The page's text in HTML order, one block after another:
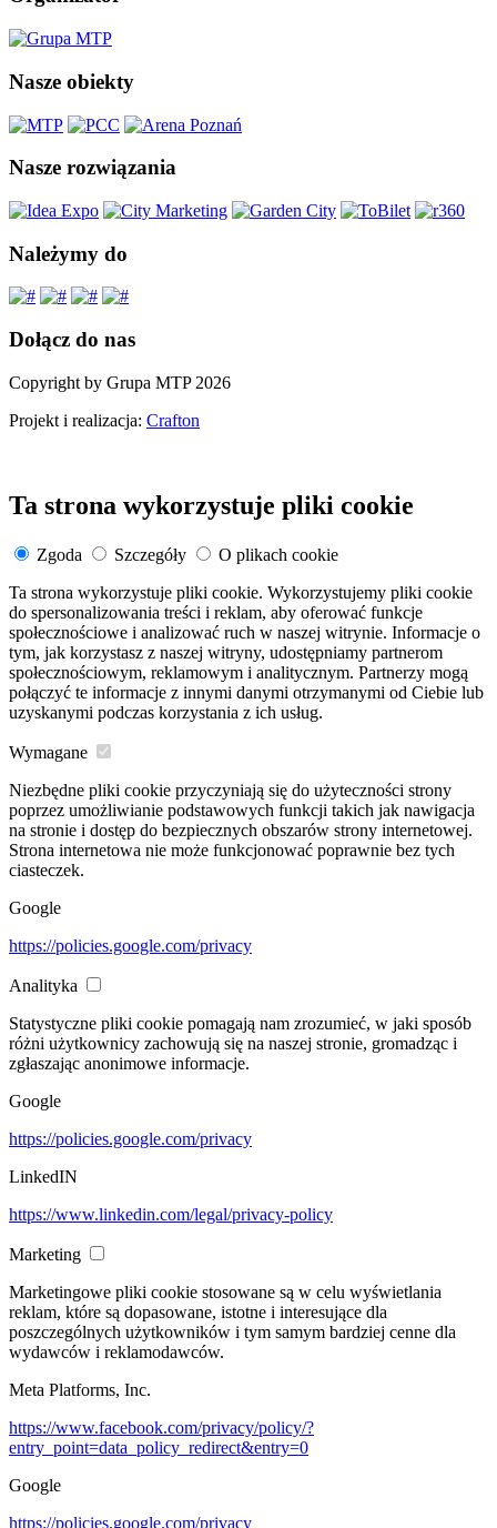
Nasze obiekty
Nasze rozwiązania
Należymy do
Dołącz do nas
Copyright by Grupa MTP 2026
Projekt i realizacja: Crafton
Ta strona wykorzystuje pliki cookie
Zgoda Szczegóły
O plikach cookie
Ta strona wykorzystuje pliki cookie. Wykorzystujemy pliki cookie
do spersonalizowania treści i reklam, aby oferować funkcje
społecznościowe i analizować ruch w naszej witrynie. Informacje o
tym, jak korzystasz z naszej witryny, udostępniamy partnerom
społecznościowym, reklamowym i analitycznym. Partnerzy mogą
połączyć te informacje z innymi danymi otrzymanymi od Ciebie lub
uzyskanymi podczas korzystania z ich usług.
Wymagane
Niezbędne pliki cookie przyczyniają się do użyteczności strony
poprzez umożliwianie podstawowych funkcji takich jak nawigacja
na stronie i dostęp do bezpiecznych obszarów strony internetowej.
Strona internetowa nie może funkcjonować poprawnie bez tych
ciasteczek.
Google
https://policies.google.com/privacy
Analityka
Statystyczne pliki cookie pomagają nam zrozumieć, w jaki sposób
różni użytkownicy zachowują się na naszej stronie, gromadząc i
zgłaszając anonimowe informacje.
Google
https://policies.google.com/privacy
LinkedIN
https://www.linkedin.com/legal/privacy-policy
Marketing
Marketingowe pliki cookie stosowane są w celu wyświetlania
reklam, które są dopasowane, istotne i interesujące dla
poszczególnych użytkowników i tym samym bardziej cenne dla
wydawców i reklamodawców.
Meta Platforms, Inc.
https://www.facebook.com/privacy/policy/?
entry_point=data_policy_redirect&entry=0
Google
https://policies.google.com/privacy